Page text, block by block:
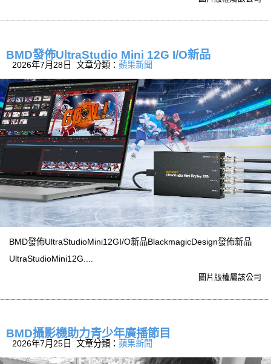
BMD發佈UltraStudio Mini 12G I/O新品
2026年7月28日 文章分類： 蘋果新聞
BMD發佈UltraStudioMini12GI/O新品BlackmagicDesign發佈新品
UltraStudioMini12G....
圖片版權屬該公司
BMD攝影機助力青少年廣播節目
2026年7月25日 文章分類： 蘋果新聞